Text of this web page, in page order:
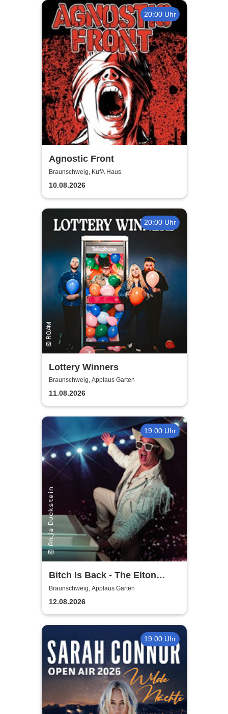
20:00 Uhr
Agnostic Front
Braunschweig, KufA Haus
10.08.2026
20:00 Uhr
Lottery Winners
Braunschweig, Applaus Garten
11.08.2026
19:00 Uhr
Bitch Is Back - The Elton
John Show
Braunschweig, Applaus Garten
12.08.2026
19:00 Uhr